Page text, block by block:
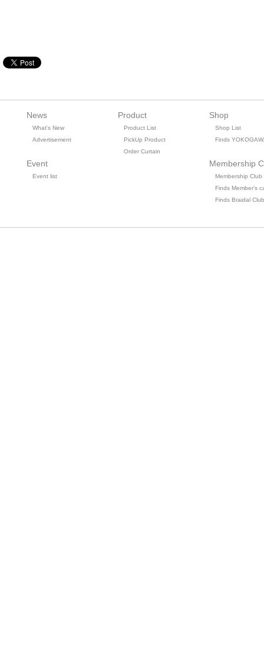
News
What's New
Advertisement
Event
Event list
Product
Product List
PickUp Product
Order Curtain
Shop
Shop List
Finds
Membership
Membership Club
Finds Member's
Finds Braidal Club